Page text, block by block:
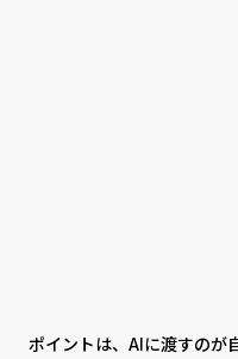
ポイントは、AIに渡すのが